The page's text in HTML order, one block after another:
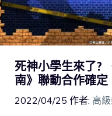
死神小學生來了?
南》聯動合作確定
2022/04/25 作者: 高